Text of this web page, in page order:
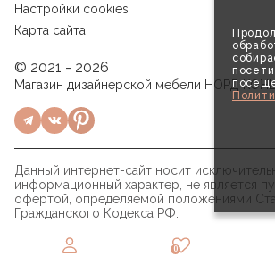
0
Настройки cookies
Карта сайта
© 2021 - 2026
Магазин дизайнерской мебели НОРД
Данный интернет-сайт носит
информационный характер, не является
офертой, определяемой положениями
Гражданского Кодекса РФ.